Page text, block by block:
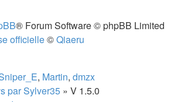
® Forum Software © phpBB Limited
officielle©Qiaeru
, Martin, dmzx
par Sylver35 » V 1.5.0